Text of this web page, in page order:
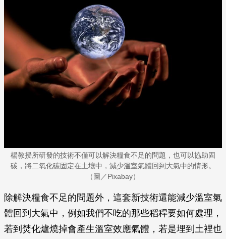
楊教授所研發的技術不僅可以解決糧食不足的問題，也可以協助固
碳，將二氧化碳固定在土壤中，減少溫室氣體回到大氣中的情形。
（圖／Pixabay）
除解決糧食不足的問題外，這套新技術還能減少溫室氣
體回到大氣中，例如我們不吃的那些稻稈要如何處理，
若到焚化爐燒掉會產生溫室效應氣體，若是埋到土裡也